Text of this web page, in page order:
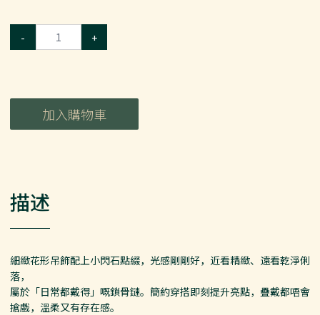
- +
加入購物車
描述
細緻花形吊飾配上小閃石點綴，光感剛剛好，近看精緻、遠看乾淨俐
落，
屬於「日常都戴得」嘅鎖骨鏈。簡約穿搭即刻提升亮點，疊戴都唔會
搶戲，溫柔又有存在感。